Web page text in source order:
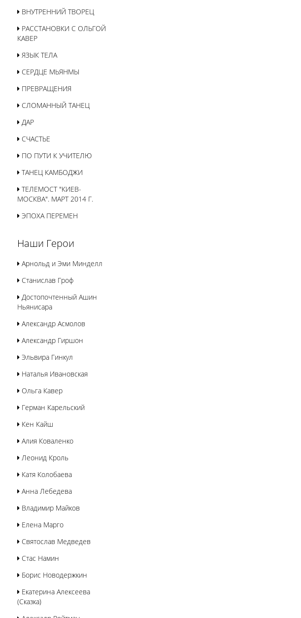
ВНУТРЕННИЙ ТВОРЕЦ
РАССТАНОВКИ С ОЛЬГОЙ
КАВЕР
ЯЗЫК ТЕЛА
СЕРДЦЕ МЬЯНМЫ
ПРЕВРАЩЕНИЯ
СЛОМАННЫЙ ТАНЕЦ
ДАР
СЧАСТЬЕ
ПО ПУТИ К УЧИТЕЛЮ
ТАНЕЦ КАМБОДЖИ
ТЕЛЕМОСТ "КИЕВ-
МОСКВА". МАРТ 2014 Г.
ЭПОХА ПЕРЕМЕН
Наши Герои
Арнольд и Эми Минделл
Станислав Гроф
Достопочтенный Ашин
Ньянисара
Александр Асмолов
Александр Гиршон
Эльвира Гинкул
Наталья Ивановская
Ольга Кавер
Герман Карельский
Кен Кайш
Алия Коваленко
Леонид Кроль
Катя Колобаева
Анна Лебедева
Владимир Майков
Елена Марго
Святослав Медведев
Стас Намин
Борис Новодержкин
Екатерина Алексеева
(Сказка)